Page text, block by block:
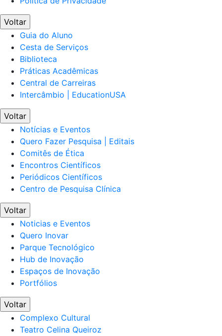
Voltar
Guia do Aluno
Cesta de Serviços
Biblioteca
Práticas Acadêmicas
Central de Carreiras
Intercâmbio | EducationUSA
Voltar
Notícias e Eventos
Quero Fazer Pesquisa | Editais
Comitês de Ética
Encontros Científicos
Periódicos Científicos
Centro de Pesquisa Clínica
Voltar
Noticias e Eventos
Quero Inovar
Parque Tecnológico
Hub de Inovação
Espaços de Inovação
Portfólios
Voltar
Complexo Cultural
Teatro Celina Queiroz